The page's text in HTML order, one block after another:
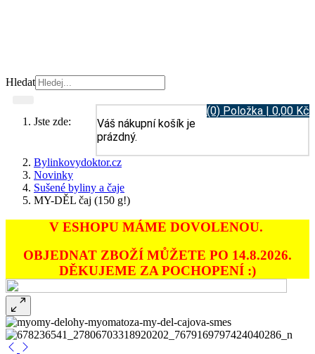
Hledat
(0) Položka | 0,00 Kč
Váš nákupní košík je
prázdný.
Jste zde:
Bylinkovydoktor.cz
Novinky
Sušené byliny a čaje
MY-DĚL čaj (150 g!)
V ESHOPU MÁME DOVOLENOU.
OBJEDNAT ZBOŽÍ MŮŽETE PO 14.8.2026.
DĚKUJEME ZA POCHOPENÍ :)